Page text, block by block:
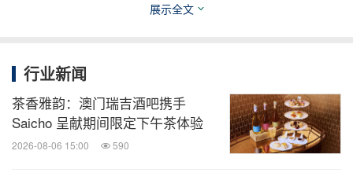
从时装名品的每季焕新中汲取灵感，"瑞吉尊邸流
文化、时尚与餐饮等体验，焕新演绎品牌标志性的仪
式，从北京、上海到成都、香港等地，在大中华区精
心选址的众多瑞吉酒店及度假村演绎新的传统。
展示全文
行业新闻
茶香雅韵：澳门瑞吉酒吧携手
Saicho 呈献期间限定下午茶体验
2026-08-06 15:00 590